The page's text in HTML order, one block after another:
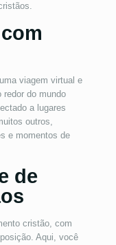
viagem virtual e
redor do mundo
a lugares
outros,
e momentos de
de
cristão, com
Aqui, você